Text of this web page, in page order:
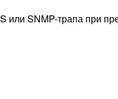
SNMP-трапа при